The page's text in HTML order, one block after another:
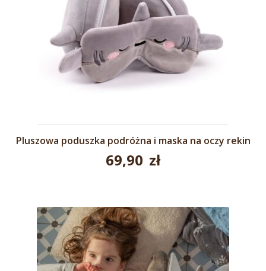
Pluszowa poduszka podróżna i maska na oczy rekin
69,90 zł